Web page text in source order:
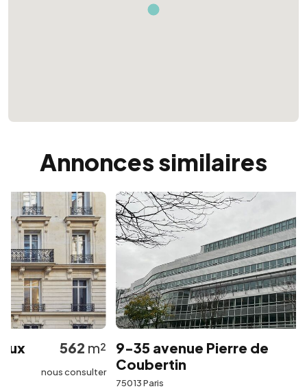
Annonces similaires
562m²
nous consulter
9-35 avenue Pierre de
Coubertin
75013 Paris